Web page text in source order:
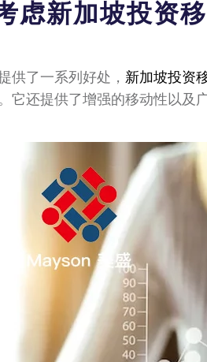
虑新加坡投资
供了一系列好处， 新加坡投资
它还提供了增强的移动性以及